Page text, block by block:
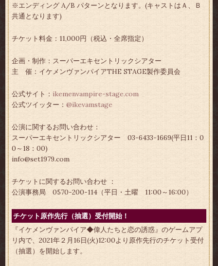
※エンディング A/B パターンとなります。(キャストはＡ、Ｂ
共通となります)
チケット料金：11,000円（税込・全席指定）
企画・制作：スーパーエキセントリックシアター
主 催：イケメンヴァンパイアTHE STAGE製作委員会
公式サイト： ikemenvampire-stage.com
公式ツイッター： @ikevamstage
公演に関するお問い合わせ：
スーパーエキセントリックシアター 03-6433-1669(平日11：0
0～18：00)
info@set1979.com
チケットに関するお問い合わせ ：
公演事務局 0570-200-114（平日・土曜 11:00～16:00）
チケット原作先行（抽選）受付開始！
『イケメンヴァンパイア◆偉人たちと恋の誘惑』のゲームアプ
リ内で、2021年２月16日(火)12:00より原作先行のチケット受付
（抽選）を開始します。